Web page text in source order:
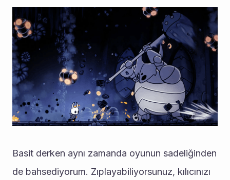
Basit derken aynı zamanda oyunun sadeliğinden
de bahsediyorum. Zıplayabiliyorsunuz, kılıcınızı